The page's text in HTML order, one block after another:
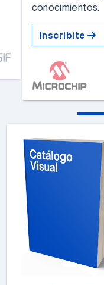
conocimientos.
Inscribite